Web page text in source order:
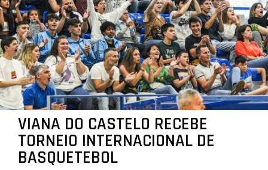
VIANA DO CASTELO RECEBE
TORNEIO INTERNACIONAL DE
BASQUETEBOL